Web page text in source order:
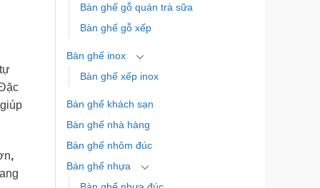
,
Bàn ghế gỗ quán trà sữa
Bàn ghế gỗ xếp
Bàn ghế inox
Bàn ghế xếp inox
Bàn ghế khách sạn
Bàn ghế nhà hàng
Bàn ghế nhôm đúc
Bàn ghế nhựa